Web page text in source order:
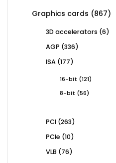
Graphics cards 867867
3D accelerators 66
AGP 336336
ISA 177177
16-bit 121121
8-bit
5656
PCI 263263
PCIe 1010
VLB 7676